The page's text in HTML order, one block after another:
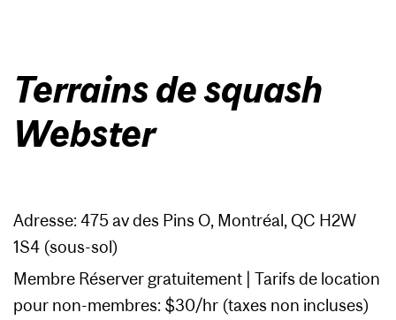
Terrains de squash
Webster
Adresse: 475 av des Pins O, Montréal, QC H2W
1S4 (sous-sol)
Membre Réserver gratuitement | Tarifs de location
pour non-membres: $30/hr (taxes non incluses)